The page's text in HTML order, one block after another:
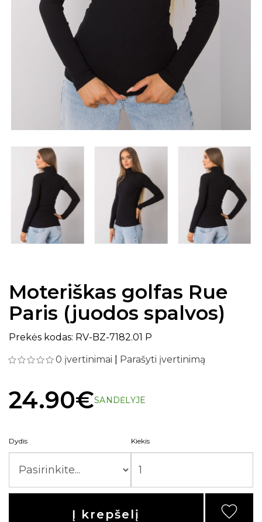
Moteriškas golfas Rue
Paris (juodos spalvos)
Prekės kodas: RV-BZ-7182.01 P
0 įvertinimai
Parašyti įvertinimą
24.90€SANDĖLYJE
Dydis Kiekis
Į krepšelį